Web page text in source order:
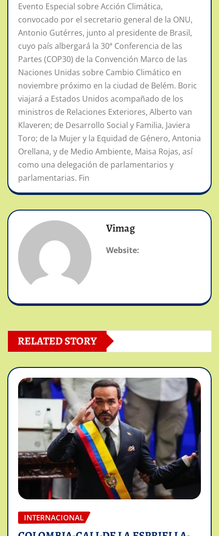
Evento Especial sobre Acción Climática,
convocado por el secretario general de la ONU,
Antonio Gutérres, junto al presidente de Brasil,
cuyo país albergará la 30ª Conferencia de las
Partes (COP30) de la Convención Marco de las
Naciones Unidas sobre Cambio Climático en
noviembre próximo en la ciudad de Belém. Boric
viajará a Estados Unidos acompañado de los
ministros de Relaciones Exteriores, Alberto van
Klaveren; de Desarrollo Social y Familia, Javiera
Toro; de la Mujer y la Equidad de Género, Antonia
Orellana, y de Medio Ambiente, Maisa Rojas, así
como una delegación de parlamentarios y
parlamentarias. Fin
Vimag
Website:
RELATED STORY
INTERNACIONAL